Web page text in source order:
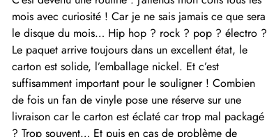
mois avec curiosité ! Car je ne sais jamais ce que sera
le disque du mois… Hip hop ? rock ? pop ? électro ?
Le paquet arrive toujours dans un excellent état, le
carton est solide, l’emballage nickel. Et c’est
suffisamment important pour le souligner ! Combien
de fois un fan de vinyle pose une réserve sur une
livraison car le carton est éclaté car trop mal packagé
? Trop souvent… Et puis en cas de problème de